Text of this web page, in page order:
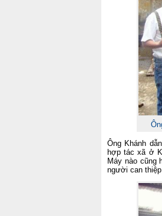
Ông Khánh
hợp tác xã ở
Máy nào cũng
người can